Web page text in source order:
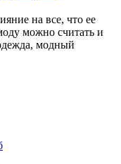
на все, что ее
можно считать и
модный